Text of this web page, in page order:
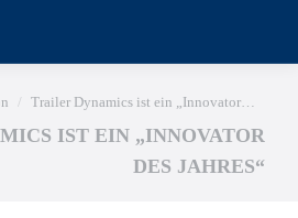
Trailer Dynamics ist ein „Innovator…
IST EIN „INNOVATOR
DES JAHRES“